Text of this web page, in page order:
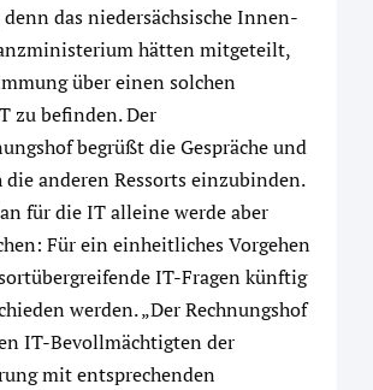
das niedersächsische Innen-
hätten mitgeteilt,
über einen solchen
zu befinden. Der
begrüßt die Gespräche und
die anderen Ressorts einzubinden.
für die IT alleine werde aber
Für ein einheitliches Vorgehen
IT-Fragen künftig
werden. „Der Rechnungshof
IT-Bevollmächtigten der
mit entsprechenden